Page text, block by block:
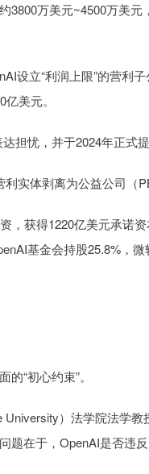
万美元~4500万美元
立“利润上限”的营利
美元。
忧，并于2024年正式提
体剥离为公益公司（
获得1220亿美元承诺资
基金会持股25.8%，微
“初心约束”。
）法学院法学教
在于，OpenAI是否违